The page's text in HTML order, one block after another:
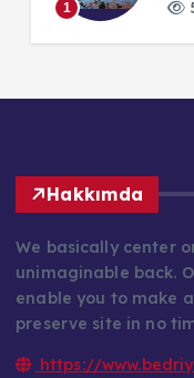
1
Hakkımda
We basically center
unimaginable back.
enable you to make
preserve site in no
https://